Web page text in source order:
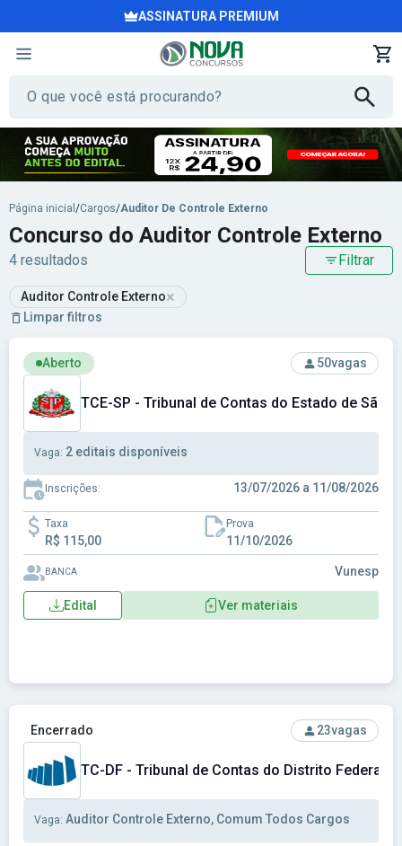
ASSINATURA PREMIUM
Página inicial /Cargos/Auditor De Controle Externo
Concurso do Auditor Controle Externo
4 resultados Filtrar
Auditor Controle Externo×
Limpar filtros
Ver concurso: TCE-SP - Tribunal de Contas do Estado de
Aberto 50vagas
TCE-SP - Tribunal de Contas do Estado de São
Vaga: 2 editais disponíveis
Inscrições: 13/07/2026 a 11/08/2026
Taxa
R$ 115,00
Prova
11/10/2026
BANCA Vunesp
Edital Ver materiais
Ver concurso: TC-DF - Tribunal de Contas do Distrito Federal
Encerrado 23vagas
TC-DF - Tribunal de Contas do Distrito Federal
Vaga: Auditor Controle Externo, Comum Todos Cargos